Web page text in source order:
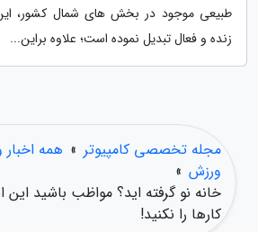
طبیعی موجود در بخش های شمال کشور،
زنده و فعال تبدیل نموده است؛ علاوه براین...
مجله تخصصی کامپیوتر » همه اخبار
ورزش »
خانه نو گرفته اید؟ مواظب باشید این
کارها را نکنید!